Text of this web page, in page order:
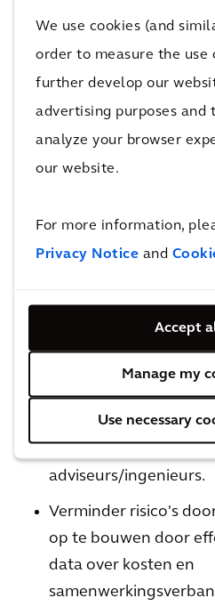
We use cookies (and
order to measure the use
further develop our
advertising purposes and
analyze your browser
our website.
For more information,
Privacy Notice and
Accept
Manage my
Use necessary
proef. Kunnen we deze
Meer over Urban
Belangrijkste stappen:
energiebedrijven,
en particuliere
samen door alle
betrekken, zodat
Strategisch financieel
voor investeringen op
niveaus: sociaal,
adviseurs/ingenieurs.
Verminder risico's
op te bouwen door
data over kosten en